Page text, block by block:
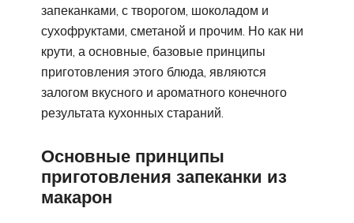
запеканками, с творогом, шоколадом и
сухофруктами, сметаной и прочим. Но как ни
крути, а основные, базовые принципы
приготовления этого блюда, являются
залогом вкусного и ароматного конечного
результата кухонных стараний.
Основные принципы
приготовления запеканки из
макарон